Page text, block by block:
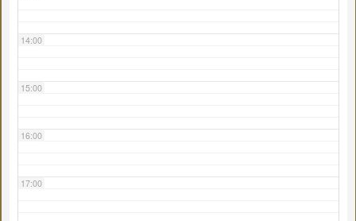
14:00
15:00
16:00
17:00